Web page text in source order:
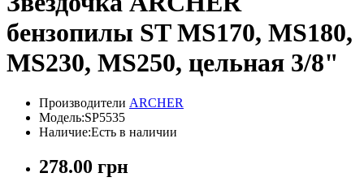
бензопилы ST MS170, MS180,
MS230, MS250, цельная 3/8"
Производители ARCHER
Модель:SP5535
Наличие:Есть в наличии
278.00 грн